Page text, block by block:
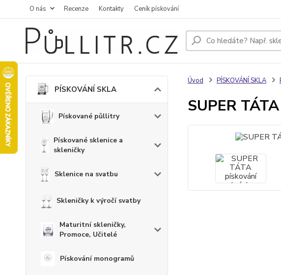
O nás Recenze Kontakty Ceník pískování
PÍSKOVÁNÍ SKLA
Pískované půllitry
Pískované sklenice a
skleničky
Sklenice na svatbu
Skleničky k výročí svatby
Maturitní skleničky,
Promoce, Učitelé
Pískování monogramů
Úvod PÍSKOVÁNÍ SKLA
SUPER